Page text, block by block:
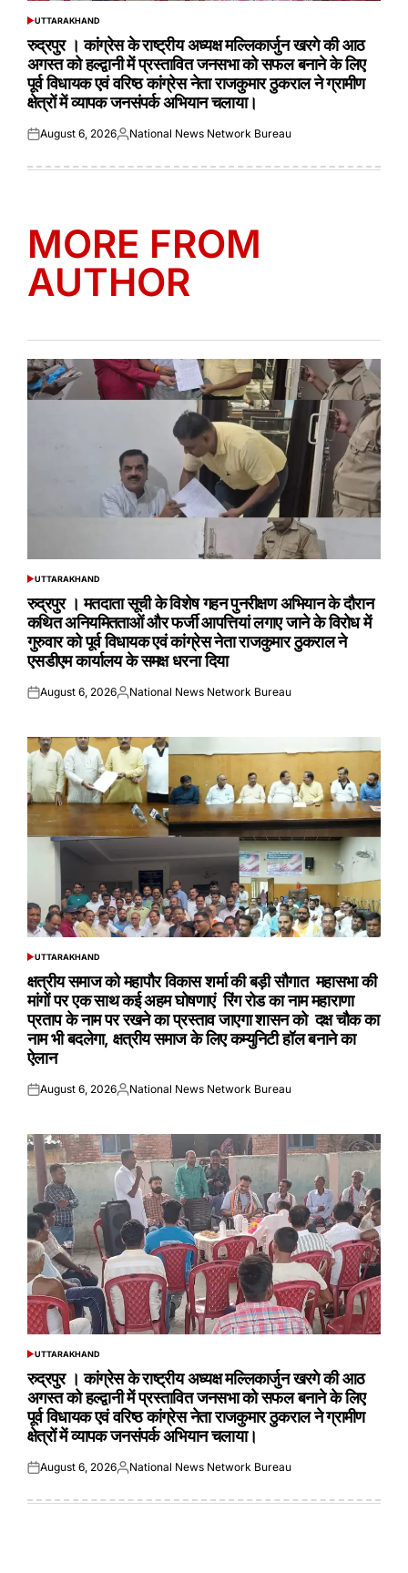
POSTED
UTTARAKHAND
रुद्रपुर । कांग्रेस के राष्ट्रीय अध्यक्ष मल्लिकार्जुन खरगे की आठ
अगस्त को हल्द्वानी में प्रस्तावित जनसभा को सफल बनाने के लिए
पूर्व विधायक एवं वरिष्ठ कांग्रेस नेता राजकुमार ठुकराल ने ग्रामीण
क्षेत्रों में व्यापक जनसंपर्क अभियान चलाया।
Posted
August 6, 2026Posted
National News Network Bureau
MORE FROM
AUTHOR
POSTED
UTTARAKHAND
रुद्रपुर । मतदाता सूची के विशेष गहन पुनरीक्षण अभियान के दौरान
कथित अनियमितताओं और फर्जी आपत्तियां लगाए जाने के विरोध में
गुरुवार को पूर्व विधायक एवं कांग्रेस नेता राजकुमार ठुकराल ने
एसडीएम कार्यालय के समक्ष धरना दिया
Posted
August 6, 2026Posted
National News Network Bureau
POSTED
UTTARAKHAND
क्षत्रीय समाज को महापौर विकास शर्मा की बड़ी सौगात महासभा की
मांगों पर एक साथ कई अहम घोषणाएं रिंग रोड का नाम महाराणा
प्रताप के नाम पर रखने का प्रस्ताव जाएगा शासन को दक्ष चौक का
नाम भी बदलेगा, क्षत्रीय समाज के लिए कम्युनिटी हॉल बनाने का
ऐलान
Posted
August 6, 2026Posted
National News Network Bureau
POSTED
UTTARAKHAND
रुद्रपुर । कांग्रेस के राष्ट्रीय अध्यक्ष मल्लिकार्जुन खरगे की आठ
अगस्त को हल्द्वानी में प्रस्तावित जनसभा को सफल बनाने के लिए
पूर्व विधायक एवं वरिष्ठ कांग्रेस नेता राजकुमार ठुकराल ने ग्रामीण
क्षेत्रों में व्यापक जनसंपर्क अभियान चलाया।
Posted
August 6, 2026Posted
National News Network Bureau